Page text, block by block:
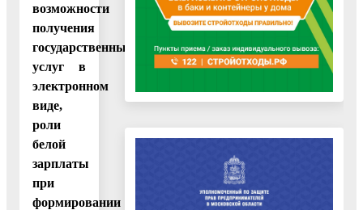
возможности
получения
государственных
услуг в
электронном
виде,
роли
белой
зарплаты
при
формировании